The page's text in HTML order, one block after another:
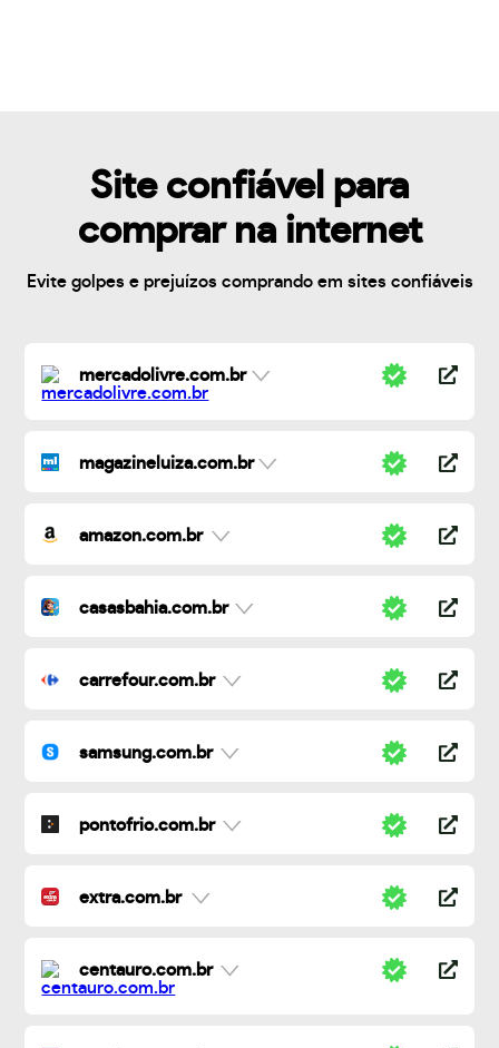
Site confiável para
comprar na internet
Evite golpes e prejuízos comprando em sites confiáveis
mercadolivre.com.br
magazineluiza.com.br
amazon.com.br
casasbahia.com.br
carrefour.com.br
samsung.com.br
pontofrio.com.br
extra.com.br
centauro.com.br